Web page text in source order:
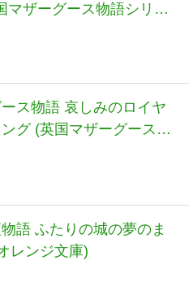
マザーグース物語シリー
庫)
ス物語 哀しみのロイヤ
グ (英国マザーグース物
バルト文庫)
語 ふたりの城の夢のま
レンジ文庫)